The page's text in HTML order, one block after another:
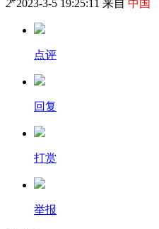
2 2023-3-5 19:25:11 来自 中国
点评
回复
打赏
举报